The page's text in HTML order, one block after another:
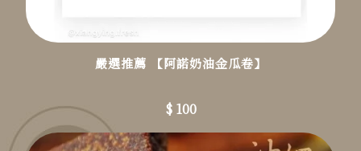
嚴選推薦 【阿諾奶油金瓜卷】
$ 100